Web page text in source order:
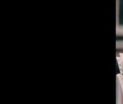
Seasons: Vivaldi